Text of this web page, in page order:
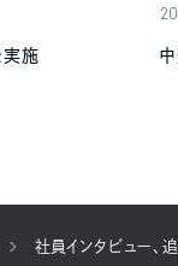
実施
社員インタビュー、